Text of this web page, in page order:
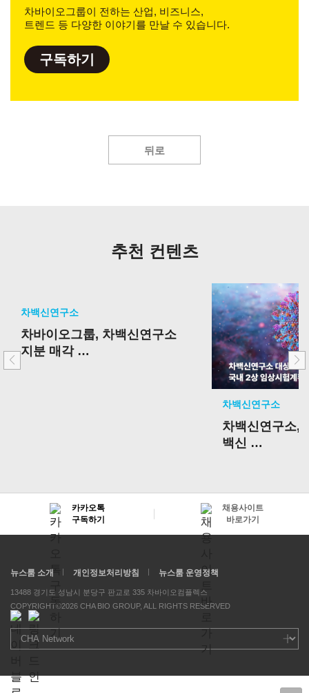
차바이오그룹이 전하는 산업, 비즈니스,
트렌드 등 다양한 이야기를 만날 수 있습니다.
구독하기
뒤로
추천 컨텐츠
차백신연구소
차바이오그룹, 차백신연구소
지분 매각
차백신연구소
차백신연구소,
백신
카카오톡
구독하기
채용사이트
바로가기
뉴스룸 소개 개인정보처리방침 뉴스룸 운영정책
13488 경기도 성남시 분당구 판교로 335 차바이오컴플렉스
COPYRIGHT©2026 CHA BIO GROUP, ALL RIGHTS RESERVED